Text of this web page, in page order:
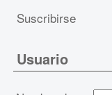
Suscribirse
Usuario